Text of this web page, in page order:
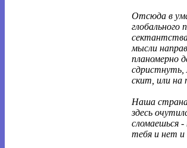
Отсюда в
глобального
мысли
планомерно
сдристнуть,
скит, или на
Наша
здесь
сломаешься
тебя и нет и